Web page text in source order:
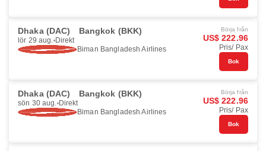
Dhaka (DAC) Bangkok (BKK)
lör 29 aug. Direkt
Biman Bangladesh Airlines
Börja från
US$ 222.96
Pris/ Pax
Bok
Dhaka (DAC) Bangkok (BKK)
sön 30 aug. Direkt
Biman Bangladesh Airlines
Börja från
US$ 222.96
Pris/ Pax
Bok